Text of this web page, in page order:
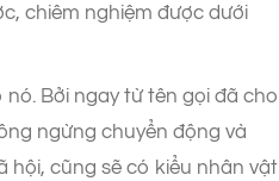
chiêm nghiệm được dưới
Bởi ngay từ tên gọi đã cho
ngừng chuyển động và
hội, cũng sẽ có kiểu nhân vật